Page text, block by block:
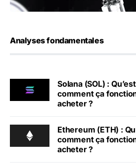
Analyses fondamentales
Solana (SOL) :
comment ça
acheter ?
Ethereum (ETH) :
comment ça
acheter ?